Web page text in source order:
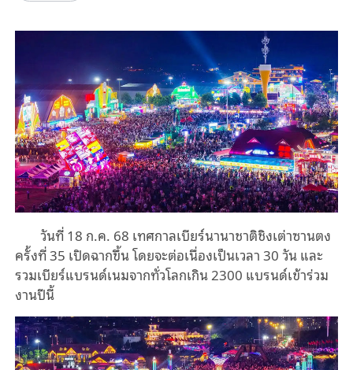
วันที่ 18 ก.ค. 68 เทศกาลเบียร์นานาชาติชิงเต่าซานตง
ครั้งที่ 35 เปิดฉากขึ้น โดยจะต่อเนื่องเป็นเวลา 30 วัน และ
รวมเบียร์แบรนด์เนมจากทั่วโลกเกิน 2300 แบรนด์เข้าร่วม
งานปีนี้